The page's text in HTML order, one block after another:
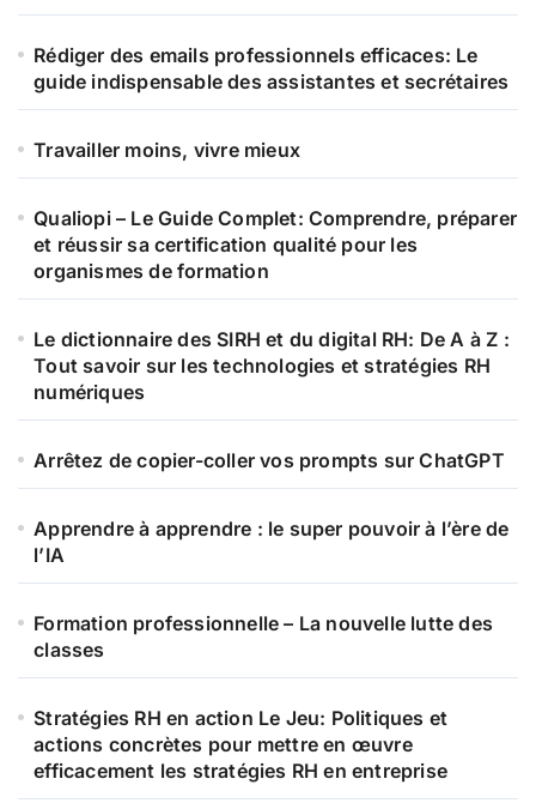
Rédiger des emails professionnels efficaces: Le
guide indispensable des assistantes et secrétaires
Travailler moins, vivre mieux
Qualiopi – Le Guide Complet: Comprendre, préparer
et réussir sa certification qualité pour les
organismes de formation
Le dictionnaire des SIRH et du digital RH: De A à Z :
Tout savoir sur les technologies et stratégies RH
numériques
Arrêtez de copier-coller vos prompts sur ChatGPT
Apprendre à apprendre : le super pouvoir à l’ère de
l’IA
Formation professionnelle – La nouvelle lutte des
classes
Stratégies RH en action Le Jeu: Politiques et
actions concrètes pour mettre en œuvre
efficacement les stratégies RH en entreprise